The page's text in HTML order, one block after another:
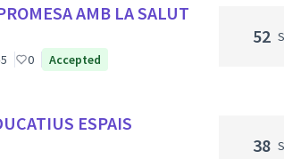
AMB LA SALUT
5 0 Accepted
52
ESPAIS
38